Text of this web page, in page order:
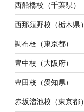
西船橋校（千葉県）
西那須野校（栃木県）
調布校（東京都）
豊中校（大阪府）
豊田校（愛知県）
赤坂溜池校（東京都）